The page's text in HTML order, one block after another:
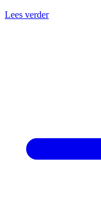
Lees verder